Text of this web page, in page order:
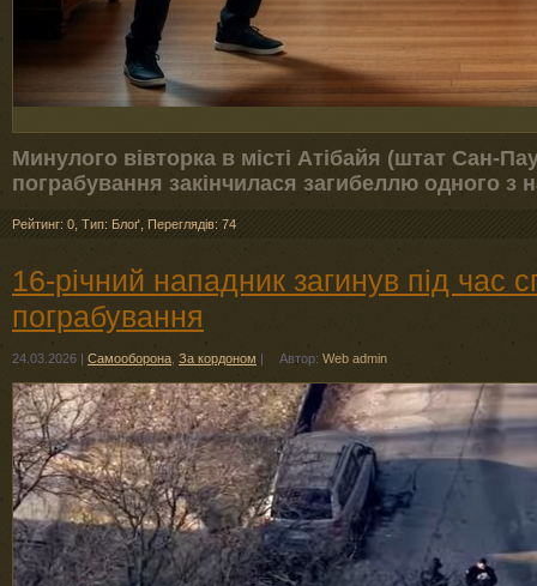
Минулого вівторка в місті Атібайя (штат Сан-
пограбування закінчилася загибеллю одного з
Рейтинг: 0 Тип: Блоґ Переглядів: 74
16-річний нападник загинув під час
пограбування
24.03.2026 | Самооборона За кордоном | Автор: Web admin